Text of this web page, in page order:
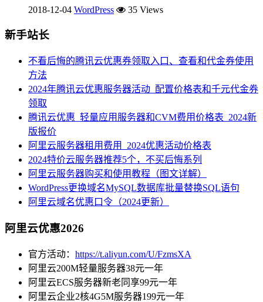
2018-12-04 WordPress 35 Views
新手站长
不看后悔的腾讯云优惠券领取入口、查看和代金券使用
方法
2024年腾讯云优惠服务器活动_配置价格表和千元代金券
领取
腾讯云优惠_轻量应用服务器和CVM费用价格表_2024新
版报价
阿里云服务器租用费用_2024优惠活动价格表
2024特价云服务器推荐5个，不买后悔系列
阿里云服务器购买和使用教程（图文详解）
WordPress更换域名MySQL数据库批量替换SQL语句
阿里云域名优惠口令（2024更新）
阿里云优惠2026
官方活动： https://t.aliyun.com/U/FzmsXA
阿里云200M轻量服务器38元一年
阿里云ECS服务器新老同享99元一年
阿里云企业2核4G5M服务器199元一年